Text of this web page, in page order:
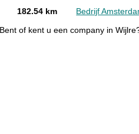
182.54 km Bedrijf
Bent of kent u een company in